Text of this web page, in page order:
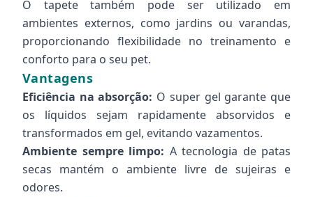
O tapete também pode ser utilizado em
ambientes externos, como jardins ou varandas,
proporcionando flexibilidade no treinamento e
conforto para o seu pet.
Vantagens
Eficiência na absorção: O super gel garante que
os líquidos sejam rapidamente absorvidos e
transformados em gel, evitando vazamentos.
Ambiente sempre limpo: A tecnologia de patas
secas mantém o ambiente livre de sujeiras e
odores.